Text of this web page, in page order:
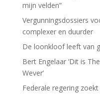
mijn velden”
Vergunningsdossiers
complexer en duurder
De loonkloof leeft van
Bert Engelaar ‘Dit is
Wever’
Federale regering